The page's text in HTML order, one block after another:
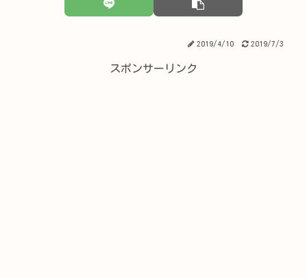
2019/4/10 2019/7/3
スポンサーリンク